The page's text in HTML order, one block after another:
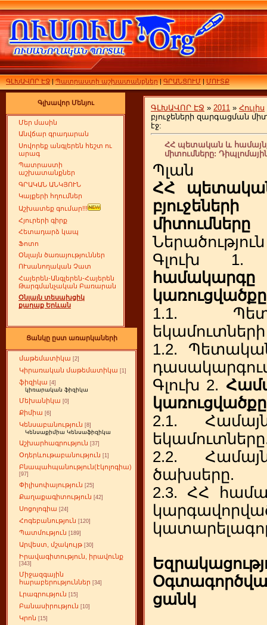
ԳԼԽԱՎՈՐ ԷՋ|Պատրաստի աշխատանքներ|ԳՐԱՆՑՈՒՄ|ՄՈՒՏՔ
Գլխավոր Մենյու
Մեր մասին
Անվճար գրադարան
Սովորեք անգլերեն հեշտ ու
արագ
Պատրաստի
աշխատանքներ
ԳՐԱԿԱՆ ԱՆԿՅՈՒՆ
Կայքերի հղումներ
Աշխատեք գումար!!!
Հյուրերի գիրք
Հետադարձ կապ
Ֆոտո
Օնլայն ծառայություններ
ՈՒսանողական Չատ
Հայերեն-Անգլերեն-Հայերեն
Թարգմանչական Բառարան
Օնլայն տեսախցիկ
քաղաք Երևան
Ցանկը ըստ առարկաների
մաթեմատիկա [2]
Կիրառական մաթեմատիկա [1]
ֆիզիկա [4]
կիռարական ֆիզիկա
Մեխանիկա [0]
Քիմիա [6]
Կենսաբանություն [8]
Կենսաքիմիա Կենսաֆիզիկա
Աշխարհագրություն [37]
Օդերևութաբանություն [1]
Բնապահպանություն(էկոլոգիա)
[97]
Փիլիսոփայություն [25]
Քաղաքագիտություն [42]
Սոցոլոգիա [24]
Հոգեբանություն [120]
Պատմություն [189]
Արվեստ, մշակույթ [30]
Իրավագիտություն, իրավունք
[343]
Միջազգային
հարաբերություններ [34]
Լրագրություն [15]
Բանասիրություն [10]
Կրոն [15]
ԳԼԽԱՎՈՐ ԷՋ » 2011 » Հուլիս
բյուջեների զարգացման
էջ:
ՀՀ պետական և
միտումները:
Պլան
ՀՀ
միտումները
Ներածություն
Գլուխ
1.1.
1.2.
Գլուխ 2.
2.1.
2.2.
ծախսերը.
2.3.
ՀՀ
ցանկ